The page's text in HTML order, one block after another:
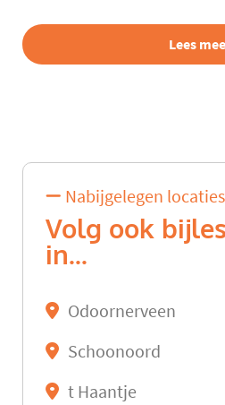
Lees
Nabijgelegen locaties
Volg ook
in...
Odoornerveen
Schoonoord
t Haantje